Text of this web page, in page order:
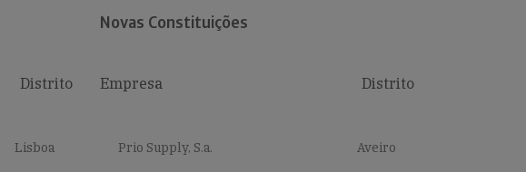
Distrito
Lisboa
Novas Constituições
Empresa Distrito
Prio Supply, S.a. Aveiro